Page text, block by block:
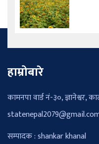
हाम्रोबारे
कामनपा वार्ड नं-३०, ज्ञानेश्वर,
सम्पादक : shankar khanal